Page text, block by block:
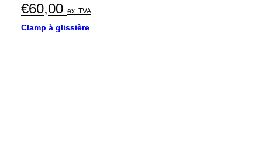
€60,00 ex. TVA
Clamp à glissière